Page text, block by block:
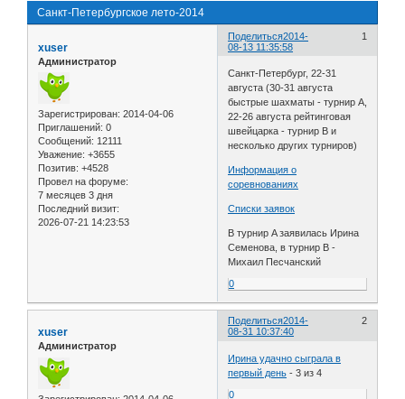
Санкт-Петербургское лето-2014
Поделиться 1
2014-
08-13 11:35:58
xuser
Администратор
Зарегистрирован: 2014-04-06
Приглашений: 0
Сообщений: 12111
Уважение: +3655
Позитив: +4528
Провел на форуме:
7 месяцев 3 дня
Последний визит:
2026-07-21 14:23:53
Санкт-Петербург, 22-31
августа (30-31 августа
быстрые шахматы - турнир A,
22-26 августа рейтинговая
швейцарка - турнир B и
несколько других турниров)
Информация о
соревнованиях
Списки заявок
В турнир A заявилась Ирина
Семенова, в турнир B -
Михаил Песчанский
0
Поделиться 2
2014-
08-31 10:37:40
xuser
Администратор
Ирина удачно сыграла в
первый день - 3 из 4
0